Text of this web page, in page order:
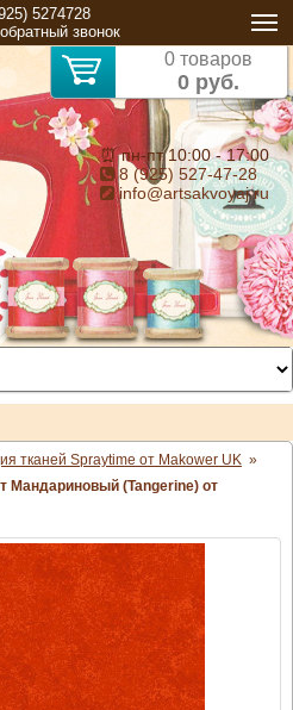
5274728
звонок
0 товаров
0 руб.
⏰ пн-пт 10:00 - 17:00
8 (925) 527-47-28
info@artsakvoyaj.ru
тканей Spraytime от Makower UK »
Мандариновый (Tangerine) от